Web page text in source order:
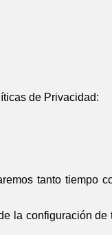
de Privacidad:
tanto tiempo
la configuración de